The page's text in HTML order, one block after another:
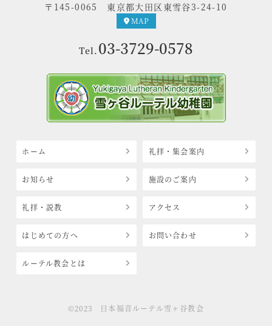
〒145-0065 東京都大田区東雪谷3-24-10
MAP
Tel. 03-3729-0578
ホーム
お知らせ
礼拝・説教
はじめての方へ
ルーテル教会とは
礼拝・集会案内
施設のご案内
アクセス
お問い合わせ
©2023 日本福音ルーテル雪ヶ谷教会